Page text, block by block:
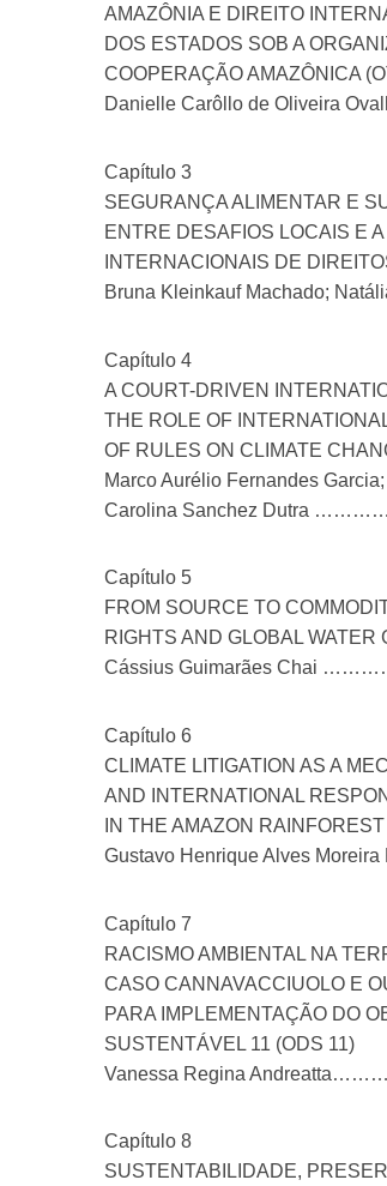
AMAZÔNIA E DIREITO
DOS ESTADOS SOB A
COOPERAÇÃO AMAZÔNICA
Danielle Carôllo de
Capítulo 3
SEGURANÇA ALIMENTAR E
ENTRE DESAFIOS LOCAIS E
INTERNACIONAIS DE
Bruna Kleinkauf Machado;
Capítulo 4
A COURT-DRIVEN
THE ROLE OF
OF RULES ON CLIMATE
Marco Aurélio Fernandes
Carolina Sanchez
Capítulo 5
FROM SOURCE TO
RIGHTS AND GLOBAL
Cássius Guimarães
Capítulo 6
CLIMATE LITIGATION AS A
AND INTERNATIONAL
IN THE AMAZON RAINFOREST
Gustavo Henrique Alves
Capítulo 7
RACISMO AMBIENTAL NA
CASO CANNAVACCIUOLO E
PARA IMPLEMENTAÇÃO DO
SUSTENTÁVEL 11 (ODS 11)
Vanessa Regina
Capítulo 8
SUSTENTABILIDADE,